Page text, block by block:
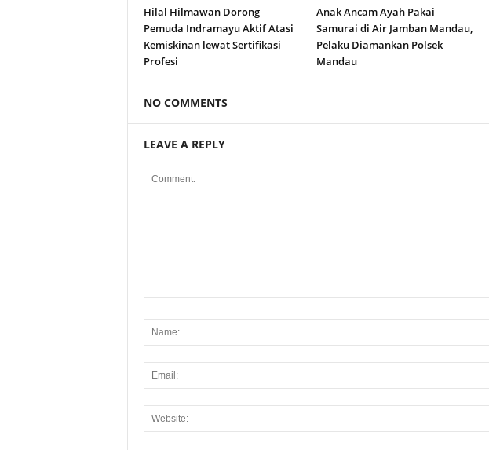
Hilal Hilmawan Dorong
Pemuda Indramayu Aktif Atasi
Kemiskinan lewat Sertifikasi
Profesi
Anak Ancam Ayah Pakai
Samurai di Air Jamban Mandau,
Pelaku Diamankan Polsek
Mandau
NO COMMENTS
LEAVE A REPLY